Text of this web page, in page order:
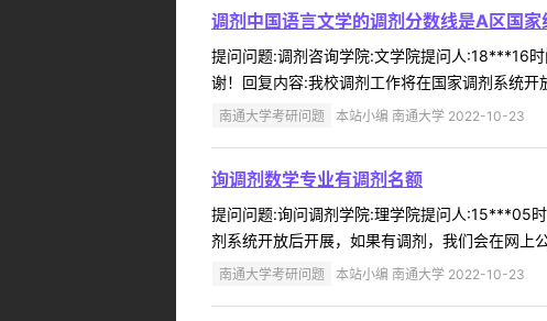
调剂中国语言文学的调剂分数线是A区国
提问问题:调剂咨询学院:文学院提问人:18***16
谢！回复内容:我校调剂工作将在国家调剂系统
南通大学考研问题 本站小编 南通大学 2022-10-23
询调剂数学专业有调剂名额
提问问题:询问调剂学院:理学院提问人:15***05
剂系统开放后开展，如果有调剂，我们会在网上
南通大学考研问题 本站小编 南通大学 2022-10-23